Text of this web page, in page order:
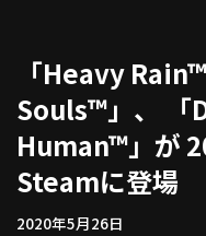
「Heavy
Souls™」、
Human™」が
Steamに登場
2020年5月26日